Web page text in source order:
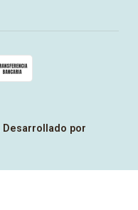
Desarrollado por